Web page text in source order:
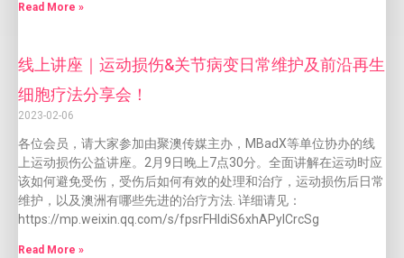
Read More »
线上讲座｜运动损伤&关节病变日常维护及前沿再生
细胞疗法分享会！
2023-02-06
各位会员，请大家参加由聚澳传媒主办，MBadX等单位协办的线
上运动损伤公益讲座。2月9日晚上7点30分。全面讲解在运动时应
该如何避免受伤，受伤后如何有效的处理和治疗，运动损伤后日常
维护，以及澳洲有哪些先进的治疗方法. 详细请见：
https://mp.weixin.qq.com/s/fpsrFHIdiS6xhAPylCrcSg
Read More »